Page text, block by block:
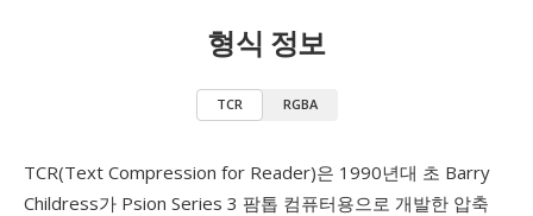
형식 정보
TCR RGBA
TCR(Text Compression for Reader)은 1990년대 초 Barry
Childress가 Psion Series 3 팜톱 컴퓨터용으로 개발한 압축